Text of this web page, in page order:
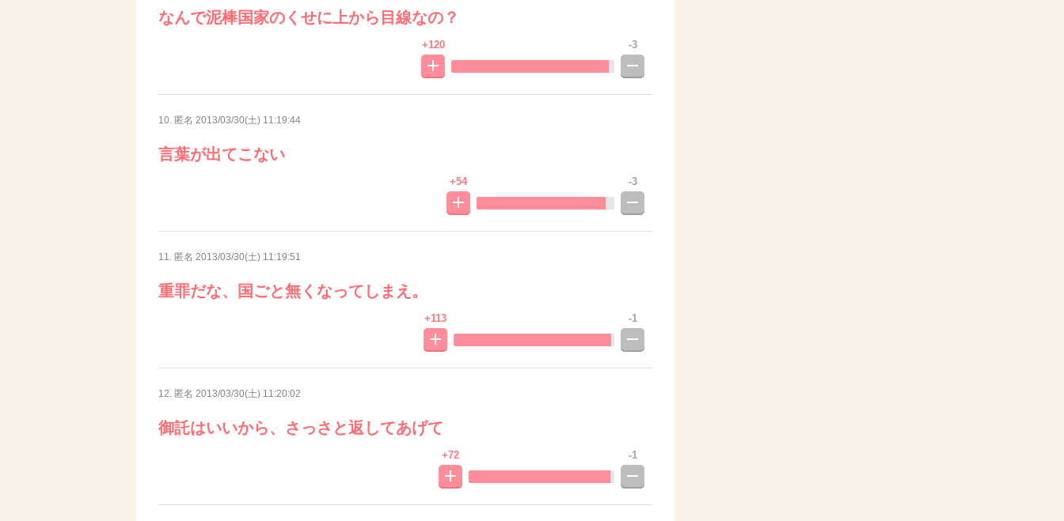
なんで泥棒国家のくせに上から目線なの？
+120 -3
10. 匿名 2013/03/30(土) 11:19:44
言葉が出てこない
+54 -3
11. 匿名 2013/03/30(土) 11:19:51
重罪だな、国ごと無くなってしまえ。
+113 -1
12. 匿名 2013/03/30(土) 11:20:02
御託はいいから、さっさと返してあげて
+72 -1